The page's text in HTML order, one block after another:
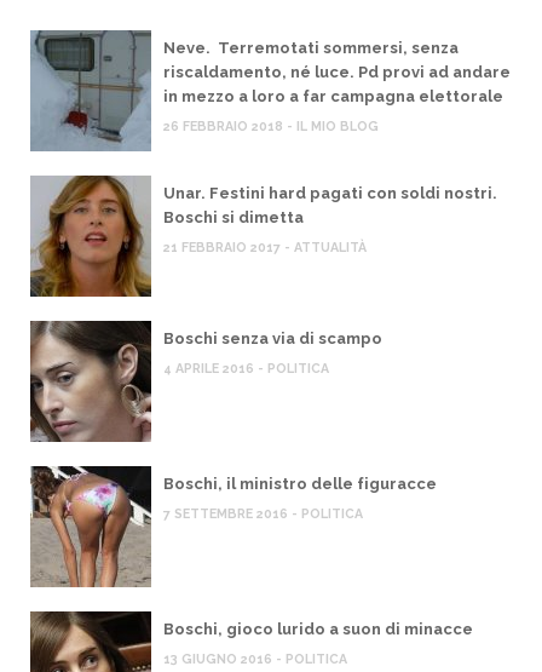
Neve. Terremotati sommersi, senza
riscaldamento, né luce. Pd provi ad andare
in mezzo a loro a far campagna elettorale
26 FEBBRAIO 2018 - IL MIO BLOG
Unar. Festini hard pagati con soldi nostri.
Boschi si dimetta
21 FEBBRAIO 2017 - ATTUALITÀ
Boschi senza via di scampo
4 APRILE 2016 - POLITICA
Boschi, il ministro delle figuracce
7 SETTEMBRE 2016 - POLITICA
Boschi, gioco lurido a suon di minacce
13 GIUGNO 2016 - POLITICA